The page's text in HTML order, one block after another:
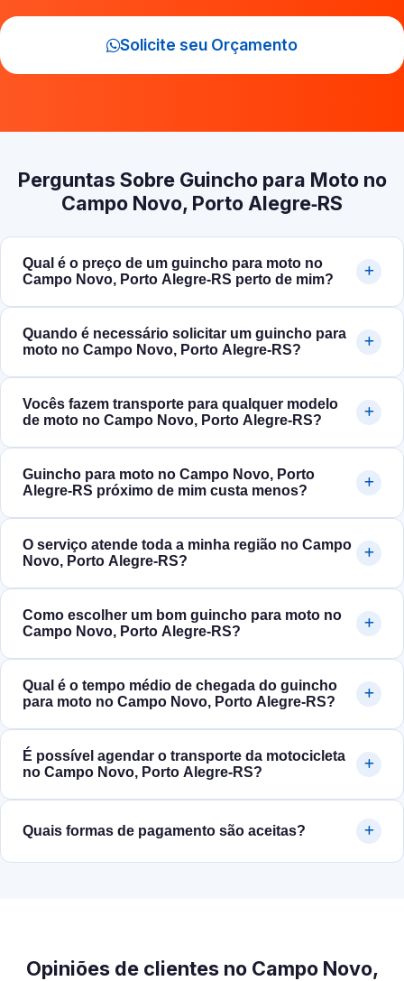
Solicite seu Orçamento
Perguntas Sobre Guincho para Moto no
Campo Novo, Porto Alegre‑RS
Qual é o preço de um guincho para moto no
Campo Novo, Porto Alegre‑RS perto de mim?
Quando é necessário solicitar um guincho para
moto no Campo Novo, Porto Alegre‑RS?
Vocês fazem transporte para qualquer modelo
de moto no Campo Novo, Porto Alegre‑RS?
Guincho para moto no Campo Novo, Porto
Alegre‑RS próximo de mim custa menos?
O serviço atende toda a minha região no Campo
Novo, Porto Alegre‑RS?
Como escolher um bom guincho para moto no
Campo Novo, Porto Alegre‑RS?
Qual é o tempo médio de chegada do guincho
para moto no Campo Novo, Porto Alegre‑RS?
É possível agendar o transporte da motocicleta
no Campo Novo, Porto Alegre‑RS?
Quais formas de pagamento são aceitas?
Opiniões de clientes no Campo Novo,